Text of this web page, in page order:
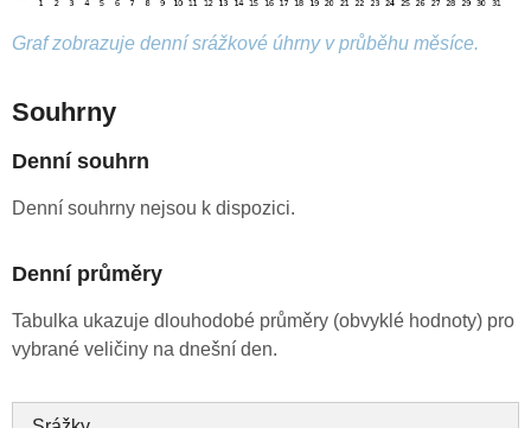
Graf zobrazuje denní srážkové úhrny v průběhu měsíce.
Souhrny
Denní souhrn
Denní souhrny nejsou k dispozici.
Denní průměry
Tabulka ukazuje dlouhodobé průměry (obvyklé hodnoty) pro
vybrané veličiny na dnešní den.